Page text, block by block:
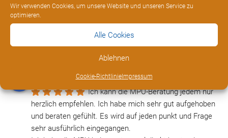
Wir verwenden Cookies, um unsere Website und unseren Service zu
optimieren.
Alle Cookies
Ablehnen
Cookie-RichtlinieImpressum
Ich wüsste nicht was ich ohne Ihn gemacht hätte ! Er hat
mir wirklich sehr geholfen hat mich wieder von 0
aufgebaut und trotz der Schwere des Falles hat er nicht
Ich kann die MPU-Beratung jedem nur
herzlich empfehlen. Ich habe mich sehr gut aufgehoben
und beraten gefühlt. Es wird auf jeden punkt und Frage
sehr ausführlich eingegangen.